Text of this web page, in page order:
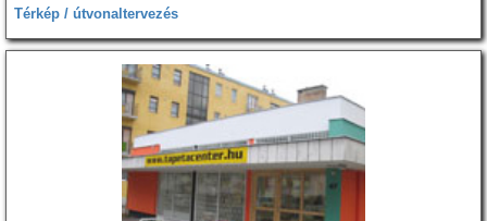
Térkép / útvonaltervezés